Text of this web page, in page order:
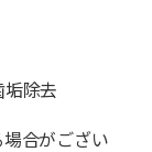
垢除去
合がござい